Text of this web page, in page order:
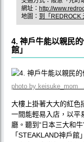
網址： http://
地圖： 到「REDROCK
4. 神戶牛能以親民
館」
photo by
大樓上掛著大大的紅色
一間能輕易入店，以平
廳。聽到“日本三大和
「STEAKLAND神戶